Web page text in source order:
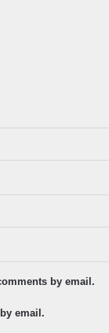
by email.
email.